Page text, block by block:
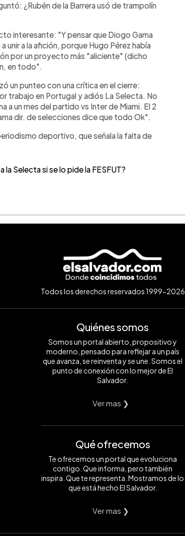
¿Rubén de la Barrera usó de trampolín
interesante: "Y pensar que Diogo Gama
unir a la afición, porque Hugo Pérez había
por un proyecto más "aliciente" (dicho
en todo".
un punteo con una crítica en el cierre:
trabajo en Portugal y adiós La Selecta. No
a un mes del partido vs Inter de Miami. El 2
dir. de selecciones dice que todo Ok".
deportivo, que señala la falta de
la Selecta si se lo pide la FESFUT?
Todos los derechos reservados 1999-2026
Quiénes somos
Somos un portal abierto, propositivo y
moderno, pensado para reflejar a un país
que avanza, se reinventa y se une. Somos el
punto de conexión con lo mejor de El
Salvador.
Ver mas ❯
Qué ofrecemos
Te ofrecemos un portal que evoluciona
contigo. Que informa, pero también
inspira. Que te representa. Mostramos de lo
que está hecho El Salvador.
Ver mas ❯